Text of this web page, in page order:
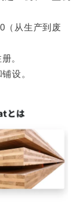
（从生产到废
。
设。